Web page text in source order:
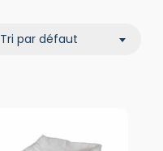
Tri par défaut